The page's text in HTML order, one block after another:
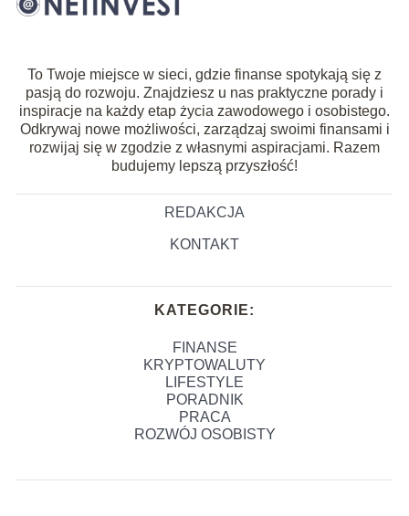
To Twoje miejsce w sieci, gdzie finanse spotykają się z
pasją do rozwoju. Znajdziesz u nas praktyczne porady i
inspiracje na każdy etap życia zawodowego i osobistego.
Odkrywaj nowe możliwości, zarządzaj swoimi finansami i
rozwijaj się w zgodzie z własnymi aspiracjami. Razem
budujemy lepszą przyszłość!
REDAKCJA
KONTAKT
KATEGORIE:
FINANSE
KRYPTOWALUTY
LIFESTYLE
PORADNIK
PRACA
ROZWÓJ OSOBISTY